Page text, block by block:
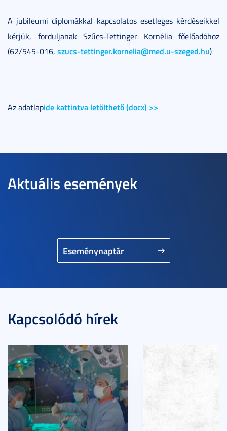
A jubileumi diplomákkal kapcsolatos esetleges kérdéseikkel
kérjük, forduljanak Szűcs-Tettinger Kornélia főelőadóhoz
(62/545-016, szucs-tettinger.kornelia@med.u-szeged.hu)
Az adatlapide kattintva letölthető (docx) >>
Aktuális események
Eseménynaptár
Kapcsolódó hírek